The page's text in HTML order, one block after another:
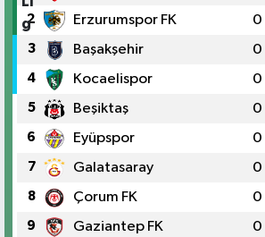
2 Erzurumspor FK 0
3 Başakşehir 0
4 Kocaelispor 0
5 Beşiktaş 0
6 Eyüpspor 0
7 Galatasaray 0
8 Çorum FK 0
9 Gaziantep FK 0